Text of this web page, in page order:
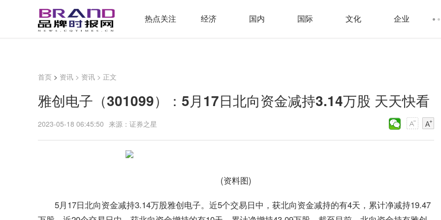
热点关注 经济 国内 国际 文化 企业
首页 > 资讯 > 资讯 > 正文
雅创电子（301099）：5月17日北向资金减持3.14万股 天天快看
2023-05-18 06:45:50 来源：证券之星
(资料图)
5月17日北向资金减持3.14万股雅创电子。近5个交易日中，获北向资金减持的有4天，累计净减持19.47